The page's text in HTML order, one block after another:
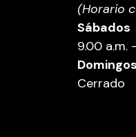
(Horario
Sábados
9.00 a.m.
Domingos
Cerrado